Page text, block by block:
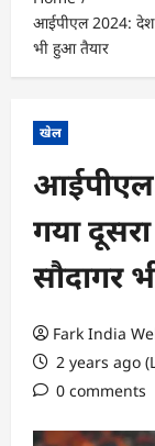
आईपीएल 2024: देश
भी हुआ तैयार
खेल
आईपीएल
गया दूसरा
सौदागर
Fark India
2 years ago
0 comments